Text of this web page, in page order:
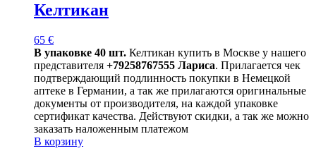
Келтикан
65 €
В упаковке 40 шт. Келтикан купить в Москве у нашего
представителя +79258767555 Лариса. Прилагается чек
подтверждающий подлинность покупки в Немецкой
аптеке в Германии, а так же прилагаются оригинальные
документы от производителя, на каждой упаковке
сертификат качества. Действуют скидки, а так же можно
заказать наложенным платежом
В корзину